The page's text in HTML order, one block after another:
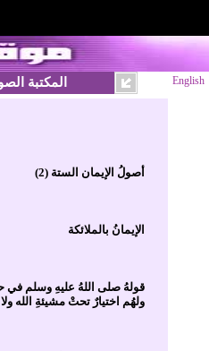
المكتبة English
أصولُ الإيمان الستة (2)
الإيمانُ بالملائكة
قولهُ صلى اللهُ عليهِ وسلم في
ولهُم اختيارٌ تحتْ مشيئةِ الله